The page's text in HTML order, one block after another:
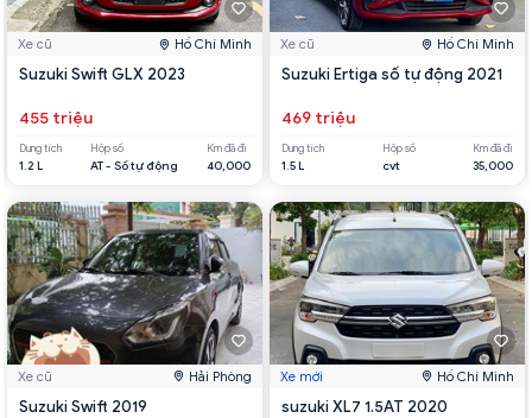
Xe cũ Hồ Chí Minh
Suzuki Swift GLX 2023
455 triệu
Dung tích
1.2 L
Hộp số
AT - Số tự động
Km đã đi
40,000
Xe cũ Hải Phòng
Suzuki Swift 2019
Xe cũ Hồ Chí Minh
Suzuki Ertiga số tự động 2021
469 triệu
Dung tích
1.5 L
Hộp số
cvt
Km đã đi
35,000
Xe mới Hồ Chí Minh
suzuki XL7 1.5AT 2020